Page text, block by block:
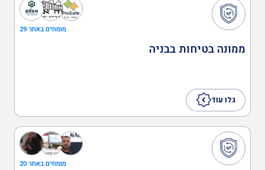
הקמה, הכנה ותרגול צוותי
ציוד בטיחות
מומחים באתר 29
ממונה בטיחות בבניה
גלו עוד
מומחים באתר 20